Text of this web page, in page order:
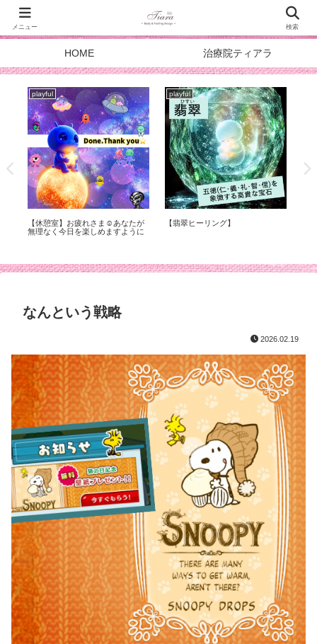
HOME 治療院ティアラ
playful
スターシードのパワースポット☺︎
DOALA DAY’26
playful
『自信』の中身は…
なんという戦略
2026.02.19
メニュー 検索